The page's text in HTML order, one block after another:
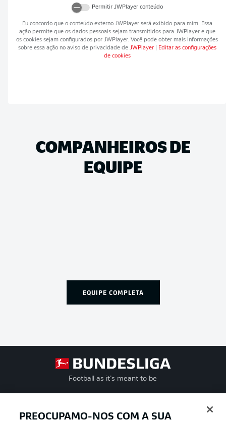
Permitir JWPlayerconteúdo
Eu concordo que o conteúdo externo JWPlayerserá exibido para mim. Essa
ação permite que os dados pessoais sejam transmitidos para JWPlayere que
os cookies sejam configurados por JWPlayer. Você pode obter mais informações
sobre essa ação no aviso de privacidade de JWPlayer
Editar as configurações
de cookies
COMPANHEIROS DE
EQUIPE
EQUIPE COMPLETA
Football as it’s meant to be
PREOCUPAMO-NOS COM A SUA